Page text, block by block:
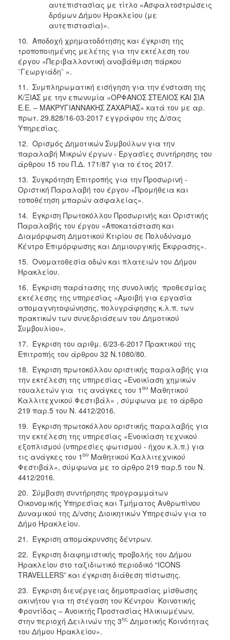
αυτεπιστασίας με τίτλο «Ασφαλτοστρώσεις
δρόμων Δήμου Ηρακλείου (με
αυτεπιστασία)».
10. Αποδοχή χρηματοδότησης και έγκριση της
τροποποιημένης μελέτης για την εκτέλεση του
έργου «Περιβαλλοντική αναβάθμιση πάρκου
¨Γεωργιάδη¨ ».
11. Συμπληρωματική εισήγηση για την ένσταση της
Κ/ΞΙΑΣ με την επωνυμία «ΟΡΦΑΝΟΣ ΣΤΕΛΙΟΣ ΚΑΙ ΣΙΑ
Ε.Ε. – ΜΑΚΡΥΓΙΑΝΝΑΚΗΣ ΖΑΧΑΡΙΑΣ» κατά του με αρ.
πρωτ. 29.828/16-03-2017 εγγράφου της Δ/σας
Υπηρεσίας.
12. Ορισμός Δημοτικών Συμβούλων για την
παραλαβή Μικρών έργων - Εργασίες συντήρησης του
άρθρου 15 του Π.Δ. 171/87 για το έτος 2017.
13. Συγκρότηση Επιτροπής για την Προσωρινή -
Οριστική Παραλαβή του έργου «Προμήθεια και
τοποθέτηση μπαρών ασφαλείας».
14. Έγκριση Πρωτοκόλλου Προσωρινής και Οριστικής
Παραλαβής του έργου «Αποκατάσταση και
Διαμόρφωση Δημοτικού Κτιρίου σε Πολυδύναμο
Κέντρο Επιμόρφωσης και Δημιουργικής Έκφρασης».
15. Ονοματοθεσία οδών και πλατειών του Δήμου
Ηρακλείου.
16. Έγκριση παράτασης της συνολικής προθεσμίας
εκτέλεσης της υπηρεσίας «Αμοιβή για εργασία
απομαγνητοφώνησης, πολυγράφησης κ.λ.π. των
πρακτικών των συνεδριάσεων του Δημοτικού
Συμβουλίου».
17. Έγκριση του αριθμ. 6/23-6-2017 Πρακτικού της
Επιτροπής του άρθρου 32 Ν.1080/80.
18. Έγκριση πρωτοκόλλου οριστικής παραλαβής για
την εκτέλεση της υπηρεσίας «Ενοικίαση χημικών
τουαλετών για τις ανάγκες του 1 ου Μαθητικού
Καλλιτεχνικού Φεστιβάλ» , σύμφωνα με το άρθρο
219 παρ.5 του Ν. 4412/2016.
19. Έγκριση πρωτοκόλλου οριστικής παραλαβής για
την εκτέλεση της υπηρεσίας «Ενοικίαση τεχνικού
εξοπλισμού (υπηρεσίες φωτισμού - ήχου κ.λ.π.) για
τις ανάγκες του 1 ου Μαθητικού Καλλιτεχνικού
Φεστιβάλ», σύμφωνα με το άρθρο 219 παρ.5 του Ν.
4412/2016.
20. Σύμβαση συντήρησης προγραμμάτων
Οικονομικής Υπηρεσίας και Τμήματος Ανθρωπίνου
Δυναμικού της Δ/νσης Διοικητικών Υπηρεσιών για το
Δήμο Ηρακλείου.
21. Έγκριση απομάκρυνσης δέντρων.
22. Έγκριση διαφημιστικής προβολής του Δήμου
Ηρακλείου στο ταξιδιωτικό περιοδικό “ICONS
TRAVELLERS” και έγκριση διάθεση πίστωσης.
23. Έγκριση διενέργειας δημοπρασίας μίσθωσης
ακινήτου για τη στέγαση του Κέντρου Κοινοτικής
Φροντίδας – Ανοικτής Προστασίας Ηλικιωμένων,
στην περιοχή Δειλινών της 3ης Δημοτικής Κοινότητας
του Δήμου Ηρακλείου».